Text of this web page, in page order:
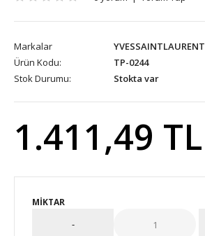
Markalar
YVESSAINTLAURENT
Ürün Kodu:
TP-0244
Stok Durumu:
Stokta var
1.411,49 TL
MIKTAR